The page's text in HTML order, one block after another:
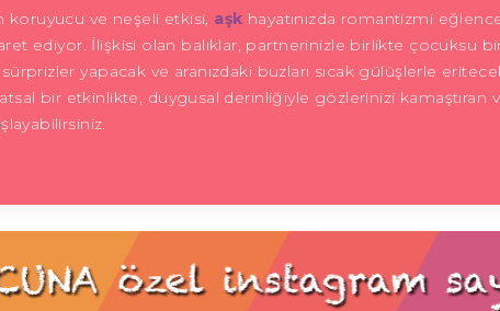
koruyucu ve neşeli etkisi, aşk hayatınızda romantizmi
ediyor. İlişkisi olan balıklar, partnerinizle birlikte çocuksu bir
yapacak ve aranızdaki buzları sıcak gülüşlerle
bir etkinlikte, duygusal derinliğiyle gözlerinizi kamaştıran